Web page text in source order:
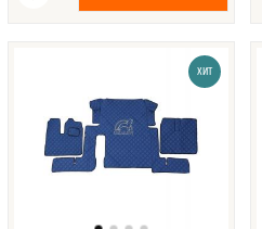
ХИТ